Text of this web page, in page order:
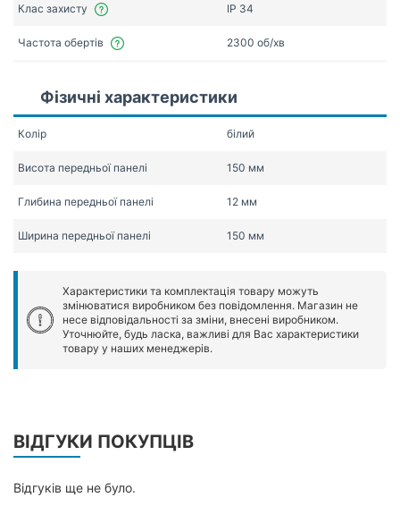
Клас захисту IP 34
Частота обертів 2300 об/хв
Фізичні характеристики
Колір білий
Висота передньої панелі 150 мм
Глибина передньої панелі 12 мм
Ширина передньої панелі 150 мм
Характеристики та комплектація товару можуть
змінюватися виробником без повідомлення. Магазин не
несе відповідальності за зміни, внесені виробником.
Уточнюйте, будь ласка, важливі для Вас характеристики
товару у наших менеджерів.
ВІДГУКИ ПОКУПЦІВ
Відгуків ще не було.